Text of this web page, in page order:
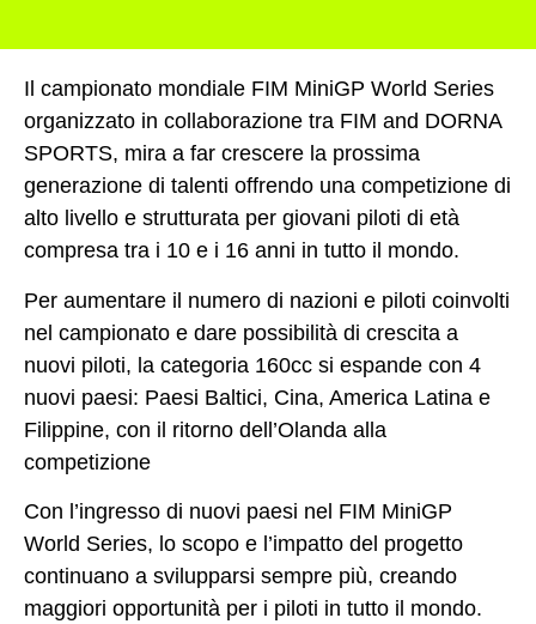
Il campionato mondiale FIM MiniGP World Series
organizzato in collaborazione tra FIM and DORNA
SPORTS, mira a far crescere la prossima
generazione di talenti offrendo una competizione di
alto livello e strutturata per giovani piloti di età
compresa tra i 10 e i 16 anni in tutto il mondo.
Per aumentare il numero di nazioni e piloti coinvolti
nel campionato e dare possibilità di crescita a
nuovi piloti, la categoria 160cc si espande con 4
nuovi paesi: Paesi Baltici, Cina, America Latina e
Filippine, con il ritorno dell’Olanda alla
competizione
Con l’ingresso di nuovi paesi nel FIM MiniGP
World Series, lo scopo e l’impatto del progetto
continuano a svilupparsi sempre più, creando
maggiori opportunità per i piloti in tutto il mondo.